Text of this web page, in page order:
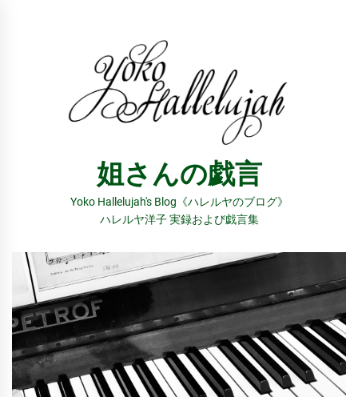
姐さんの戯言
Yoko Hallelujah's Blog《ハレルヤのブログ》
ハレルヤ洋子 実録および戯言集